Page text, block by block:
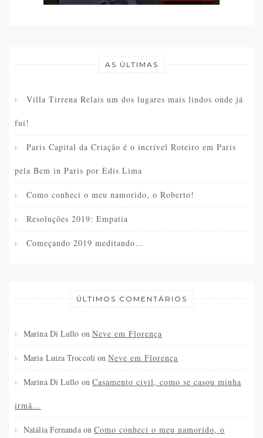
AS ÚLTIMAS
Villa Tirrena Relais um dos lugares mais lindos onde já
fui!
Paris Capital da Criação é o incrível Roteiro em Paris
pela Bem in Paris por Edis Lima
Como conheci o meu namorido, o Roberto!
Resoluções 2019: Empatia
Começando 2019 meditando…
ÚLTIMOS COMENTÁRIOS
Marina Di Lullo on Neve em Florença
Maria Luiza Troccoli onNeve em Florença
Marina Di Lullo on Casamento civil, como se casou minha
irmã…
Natália FernandaonComo conheci o meu namorido, o